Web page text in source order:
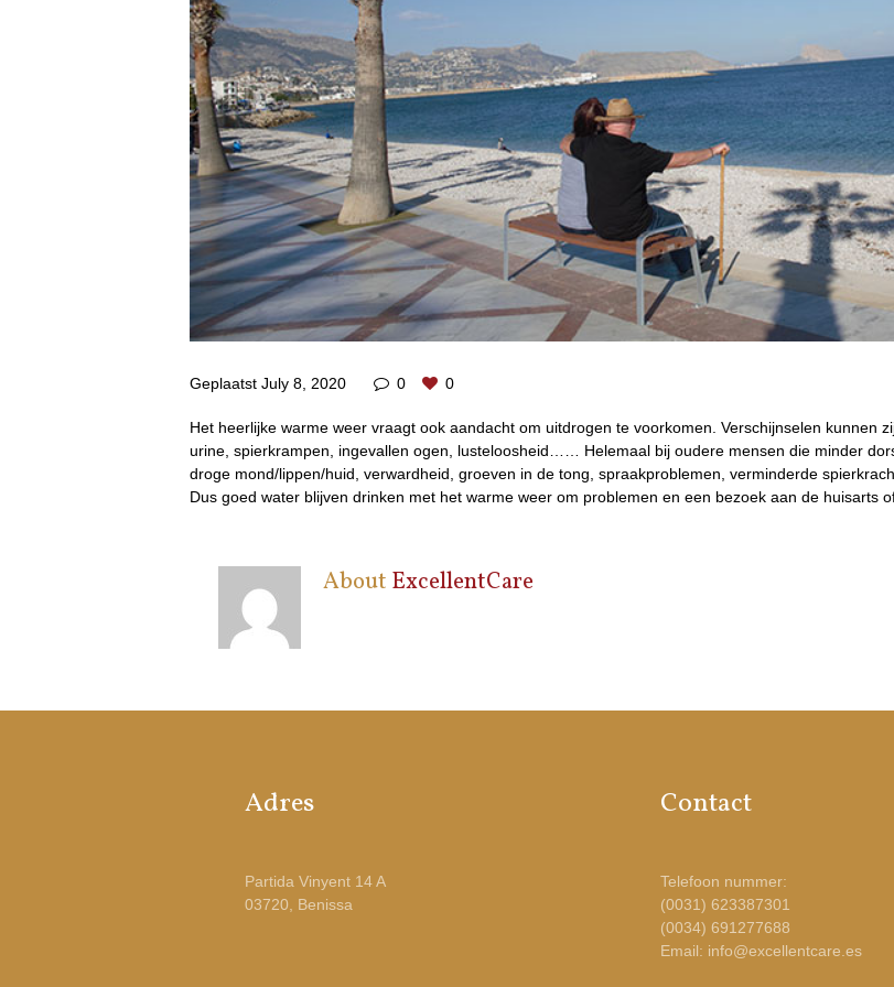
Geplaatst July 8, 2020 0 0
Het heerlijke warme weer vraagt ook aandacht om uitdrogen te voorkomen. Verschijnselen kunnen
urine, spierkrampen, ingevallen ogen, lusteloosheid…… Helemaal bij oudere mensen die minder
droge mond/lippen/huid, verwardheid, groeven in de tong, spraakproblemen, verminderde
Dus goed water blijven drinken met het warme weer om problemen en een bezoek aan de huisarts
About ExcellentCare
Adres
Partida Vinyent 14 A
03720, Benissa
Contact
Telefoon nummer:
(0031) 623387301
(0034) 691277688
Email: info@excellentcare.es